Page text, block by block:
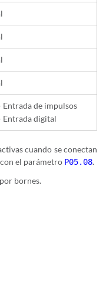
Entrada de impulsos
Entrada digital
cuando se conectan
el parámetro P05.08.
bornes.